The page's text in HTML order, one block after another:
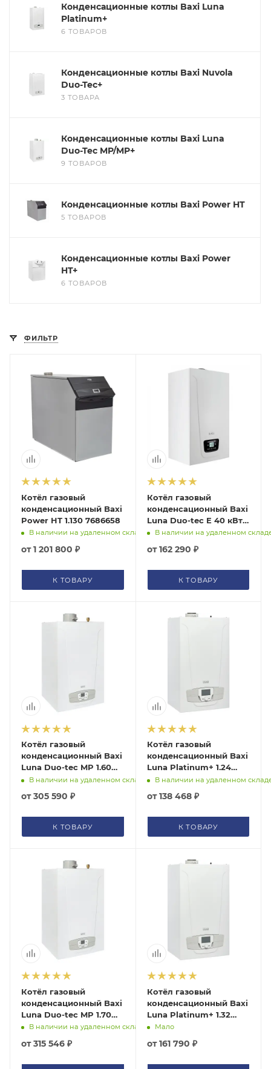
СЕРТИФИКАТЫ
Конденсационные котлы Baxi Luna
Platinum+
6 ТОВАРОВ
Конденсационные котлы Baxi Nuvola
Duo-Tec+
3 ТОВАРА
Конденсационные котлы Baxi Luna
Duo-Tec MP/MP+
9 ТОВАРОВ
Конденсационные котлы Baxi Power HT
5 ТОВАРОВ
Конденсационные котлы Baxi Power
HT+
6 ТОВАРОВ
ФИЛЬТР
Котёл газовый
конденсационный Baxi
Power HT 1.130 7686658
В наличии на удаленном складе
от1 201 800 ₽
К ТОВАРУ
Котёл газовый
конденсационный Baxi
Luna Duo-tec E 40 кВт
A7720028
В наличии на удаленном
от162 290 ₽
К ТОВАРУ
Котёл газовый
конденсационный Baxi
Luna Duo-tec MP 1.60
7104051--
В наличии на удаленном складе
от305 590 ₽
К ТОВАРУ
Котёл газовый
конденсационный Baxi
Luna Platinum+ 1.24
7219690--
В наличии на удаленном
от138 468 ₽
К ТОВАРУ
Котёл газовый
конденсационный Baxi
Luna Duo-tec MP 1.70
7104052--
В наличии на удаленном складе
от315 546 ₽
Котёл газовый
конденсационный Baxi
Luna Platinum+ 1.32
7219691--
Мало
от161 790 ₽
Подбор по параметрам
ЗАКАЗАТЬ ЗВОНОК